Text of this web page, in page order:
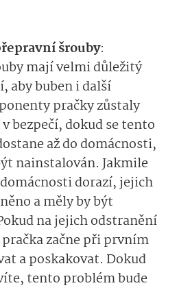
šrouby:
mají velmi důležitý
aby buben i další
pračky zůstaly
bezpečí, dokud se tento
až do domácnosti,
nainstalován. Jakmile
dorazí, jejich
a měly by být
na jejich odstranění
začne při prvním
a poskakovat. Dokud
tento problém bude